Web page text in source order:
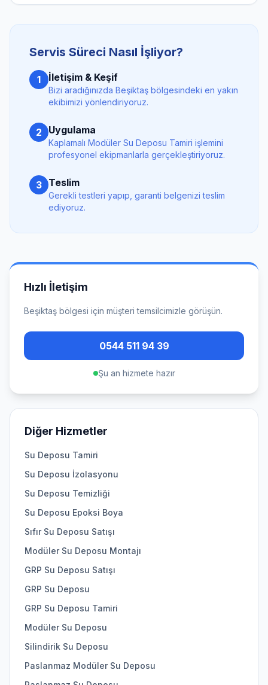
Servis Süreci Nasıl İşliyor?
1 İletişim & Keşif
Bizi aradığınızda Beşiktaş bölgesindeki en yakın
ekibimizi yönlendiriyoruz.
2 Uygulama
Kaplamalı Modüler Su Deposu Tamiri işlemini
profesyonel ekipmanlarla gerçekleştiriyoruz.
3 Teslim
Gerekli testleri yapıp, garanti belgenizi teslim
ediyoruz.
Hızlı İletişim
Beşiktaş bölgesi için müşteri temsilcimizle görüşün.
0544 511 94 39
Şu an hizmete hazır
Diğer Hizmetler
Su Deposu Tamiri
Su Deposu İzolasyonu
Su Deposu Temizliği
Su Deposu Epoksi Boya
Sıfır Su Deposu Satışı
Modüler Su Deposu Montajı
GRP Su Deposu Satışı
GRP Su Deposu
GRP Su Deposu Tamiri
Modüler Su Deposu
Silindirik Su Deposu
Paslanmaz Modüler Su Deposu